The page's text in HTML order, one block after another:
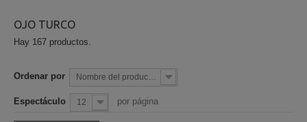
OJO TURCO
Hay 167 productos.
Ordenar por Nombre del producto: la A a la Z
Espectáculo 12 por página